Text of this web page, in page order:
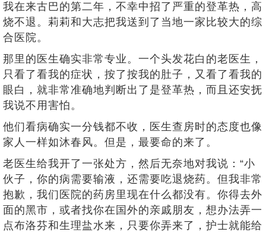
我在来古巴的第二年，不幸中招了严重的登革热，高
烧不退。莉莉和大志把我送到了当地一家比较大的综
合医院。
那里的医生确实非常专业。一个头发花白的老医生，
只看了看我的症状，按了按我的肚子，又看了看我的
眼白，就非常准确地判断出了是登革热，而且还安抚
我说不用害怕。
他们看病确实一分钱都不收，医生查房时的态度也像
家人一样如沐春风。但是，最要命的来了。
老医生给我开了一张处方，然后无奈地对我说：“小
伙子，你的病需要输液，还需要吃退烧药。但我非常
抱歉，我们医院的药房里现在什么都没有。你得去外
面的黑市，或者找你在国外的亲戚朋友，想办法弄一
点布洛芬和生理盐水来，只要你弄来了，护士就能给